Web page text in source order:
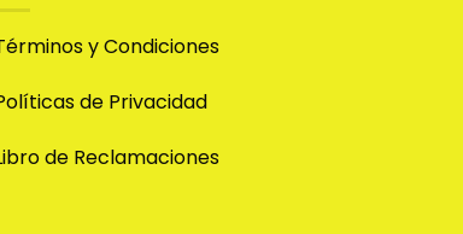
y Condiciones
de Privacidad
de Reclamaciones